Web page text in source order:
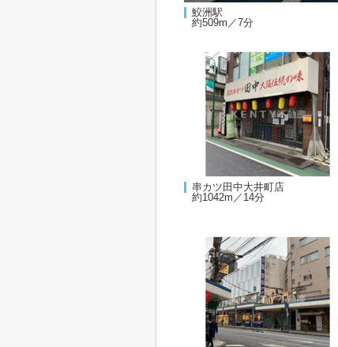
鮫洲駅
約509m／7分
串カツ田中大井町店
約1042m／14分